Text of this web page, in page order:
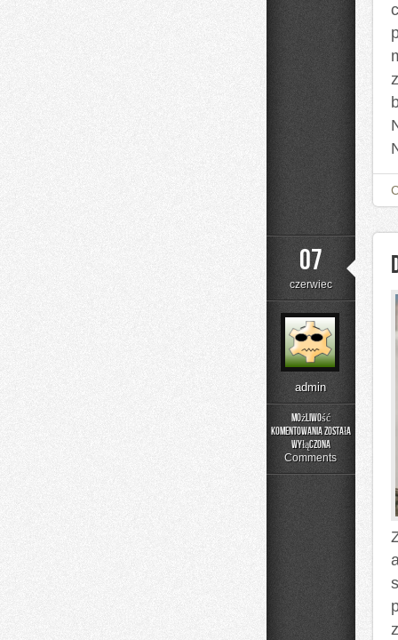
07
czerwiec
admin
Możliwość
komentowania
Domowe
Nalewki
została
wyłączona
Comments